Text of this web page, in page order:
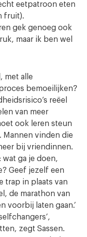
eetpatroon eten
fruit).
gek genoeg ook
maar ik ben wel
met alle
bemoeilijken?
reëel
van meer
ook leren steun
Mannen vinden die
bij vriendinnen.
wat ga je doen,
Geef jezelf een
trap in plaats van
de marathon van
voorbij laten gaan.’
zegt Sassen.